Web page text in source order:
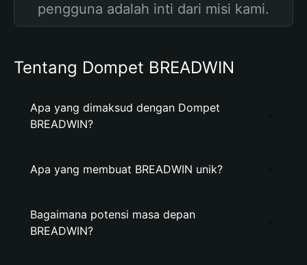
pengguna adalah inti dari misi kami.
Tentang Dompet BREADWIN
Apa yang dimaksud dengan Dompet
BREADWIN?
Apa yang membuat BREADWIN unik?
Bagaimana potensi masa depan
BREADWIN?